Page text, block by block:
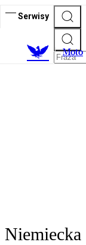
Serwisy
Moto
Niemiecka